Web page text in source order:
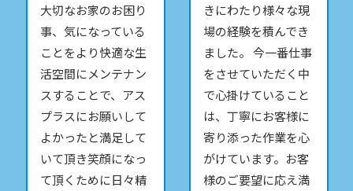
大切なお家のお困り
事、気になっている
ことをより快適な生
活空間にメンテナン
スすることで、アス
プラスにお願いして
よかったと満足して
いて頂き笑顔になっ
て頂くために日々精
きにわたり様々な現
場の経験を積んでき
ました。 今一番仕事
をさせていただく中
で心掛けていること
は、丁寧にお客様に
寄り添った作業を心
がけています。お客
様のご要望に応え満